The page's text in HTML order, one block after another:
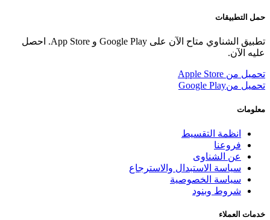
حمل التطبيقات
تطبيق الشناوي متاح الآن على Google Play و App Store. احصل
عليه الآن.
تحميل من Apple Store
تحميل منGoogle Play
معلومات
انظمة التقسيط
فروعنا
عن الشناوى
سياسة الاستبدال والاسترجاع
سياسة الخصوصية
شروط وبنود
خدمات العملاء